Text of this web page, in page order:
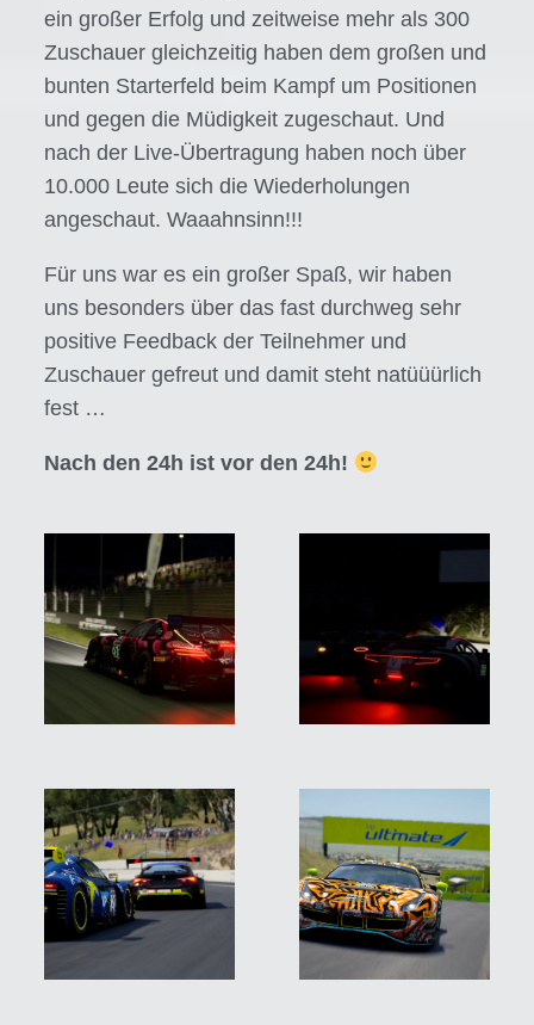
ein großer Erfolg und zeitweise mehr als 300
Zuschauer gleichzeitig haben dem großen und
bunten Starterfeld beim Kampf um Positionen
und gegen die Müdigkeit zugeschaut. Und
nach der Live-Übertragung haben noch über
10.000 Leute sich die Wiederholungen
angeschaut. Waaahnsinn!!!
Für uns war es ein großer Spaß, wir haben
uns besonders über das fast durchweg sehr
positive Feedback der Teilnehmer und
Zuschauer gefreut und damit steht natüüürlich
fest …
Nach den 24h ist vor den 24h!